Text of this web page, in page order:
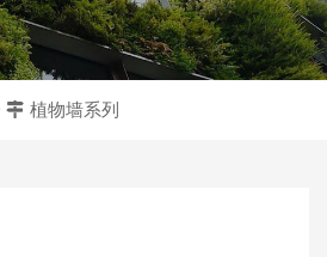
植物墙系列